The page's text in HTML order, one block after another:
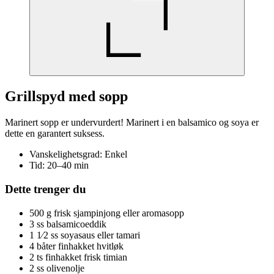
Grillspyd med sopp
Marinert sopp er undervurdert! Marinert i en balsamico og soya er
dette en garantert suksess.
Vanskelighetsgrad: Enkel
Tid: 20–40 min
Dette trenger du
500 g frisk sjampinjong eller aromasopp
3 ss balsamicoeddik
1 1⁄2 ss soyasaus eller tamari
4 båter finhakket hvitløk
2 ts finhakket frisk timian
2 ss olivenolje